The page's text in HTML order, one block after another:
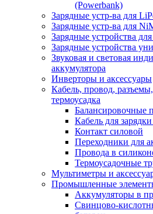
(Powerbank)
Зарядные устр-ва для
Зарядные устр-ва для
Зарядные устройства
Зарядные устройства
Звуковая и световая
аккумулятора
Инверторы и аксессуары
Кабель, провод,
термоусадка
Балансировочные
Кабель для
Контакт силовой
Переходники для
Провода в
Термоусадочные
Мультиметры и
Промышленные
Аккумуляторы в
Свинцово-